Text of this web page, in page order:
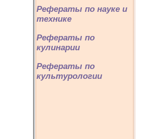
Рефераты по науке и
технике
Рефераты по
кулинарии
Рефераты по
культурологии